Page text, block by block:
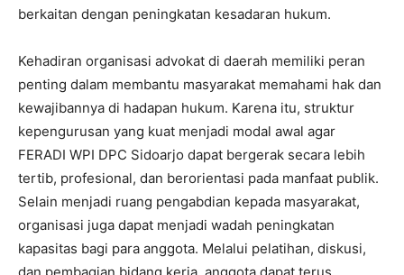
berkaitan dengan peningkatan kesadaran hukum.
Kehadiran organisasi advokat di daerah memiliki peran
penting dalam membantu masyarakat memahami hak dan
kewajibannya di hadapan hukum. Karena itu, struktur
kepengurusan yang kuat menjadi modal awal agar
FERADI WPI DPC Sidoarjo dapat bergerak secara lebih
tertib, profesional, dan berorientasi pada manfaat publik.
Selain menjadi ruang pengabdian kepada masyarakat,
organisasi juga dapat menjadi wadah peningkatan
kapasitas bagi para anggota. Melalui pelatihan, diskusi,